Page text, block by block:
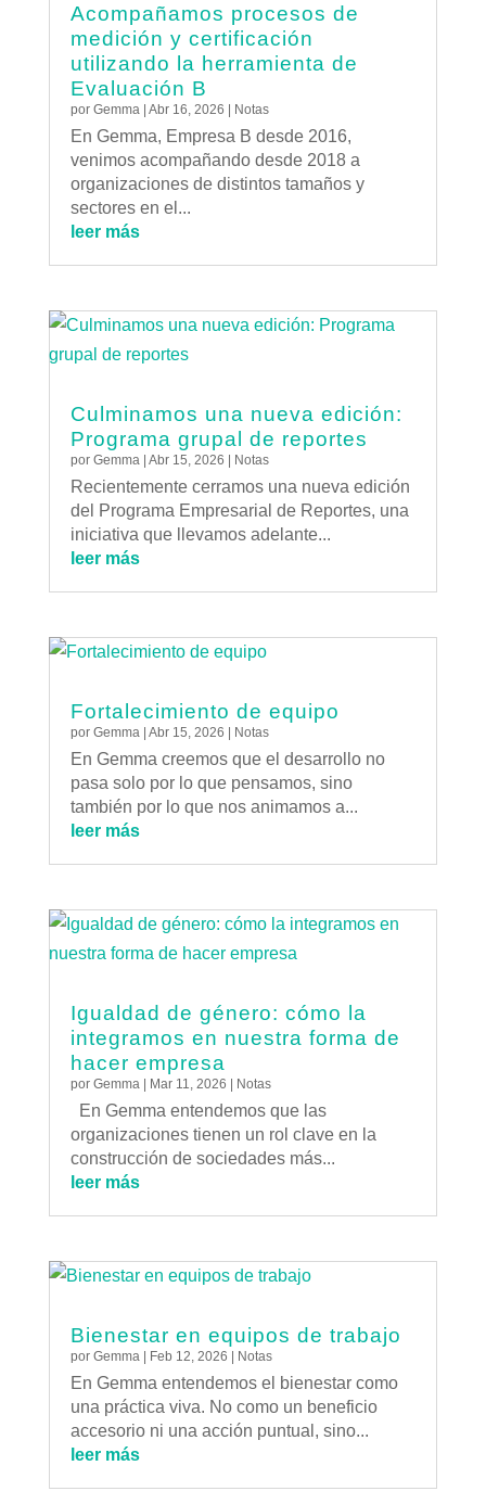
Acompañamos procesos de
medición y certificación
utilizando la herramienta de
Evaluación B
por Gemma | Abr 16, 2026 | Notas
En Gemma, Empresa B desde 2016,
venimos acompañando desde 2018 a
organizaciones de distintos tamaños y
sectores en el...
leer más
Culminamos una nueva edición:
Programa grupal de reportes
por Gemma| Abr 15, 2026 | Notas
Recientemente cerramos una nueva edición
del Programa Empresarial de Reportes, una
iniciativa que llevamos adelante...
leer más
Fortalecimiento de equipo
por Gemma| Abr 15, 2026 Notas
En Gemma creemos que el desarrollo no
pasa solo por lo que pensamos, sino
también por lo que nos animamos a...
leer más
Igualdad de género: cómo la
integramos en nuestra forma de
hacer empresa
por Gemma| Mar 11, 2026 Notas
En Gemma entendemos que las
organizaciones tienen un rol clave en la
construcción de sociedades más...
leer más
Bienestar en equipos de trabajo
por Gemma| Feb 12, 2026 Notas
En Gemma entendemos el bienestar como
una práctica viva. No como un beneficio
accesorio ni una acción puntual, sino...
leer más